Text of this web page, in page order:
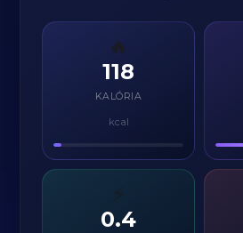
🔥
118
KALÓRIA
kcal
⚡
0.4